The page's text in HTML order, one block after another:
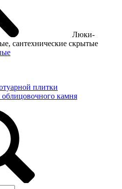
Люки-
сантехнические скрытые
плитки
камня